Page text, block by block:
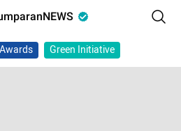
Green Initiative